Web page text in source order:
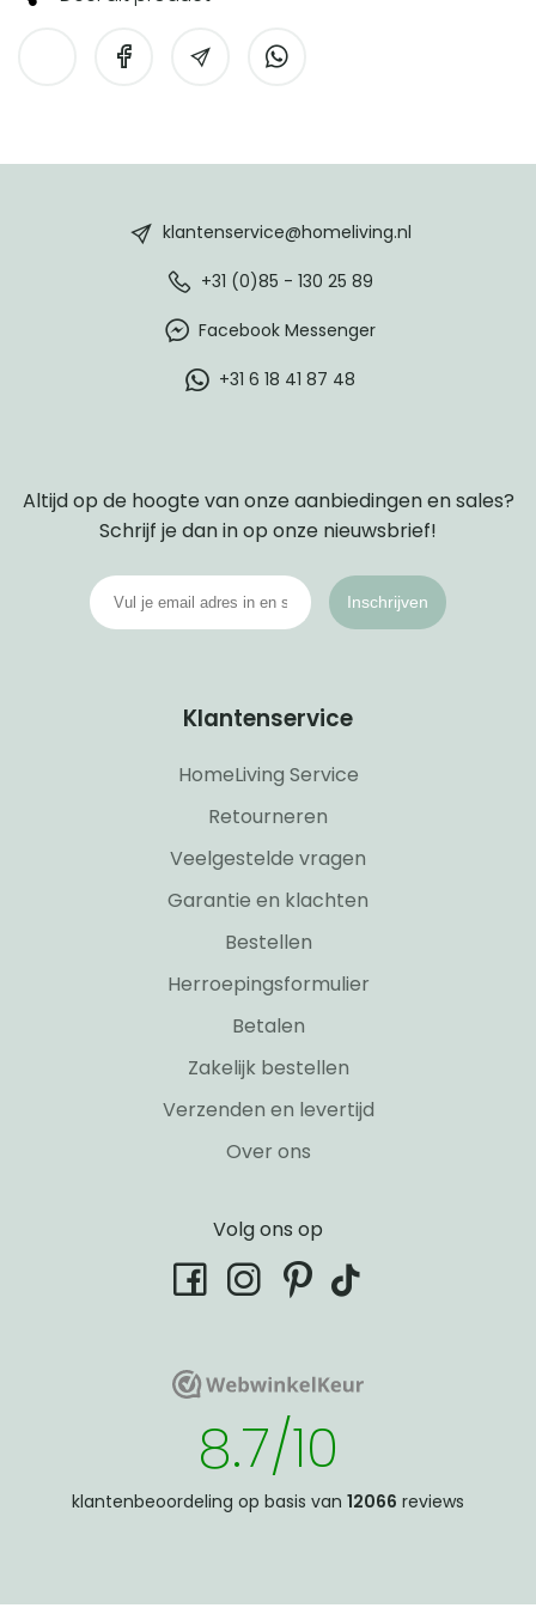
klantenservice@homeliving.nl
+31 (0)85 - 130 25 89
Facebook Messenger
+31 6 18 41 87 48
Altijd op de hoogte van onze aanbiedingen en sales?
Schrijf je dan in op onze nieuwsbrief!
Inschrijven
Klantenservice
HomeLiving Service
Retourneren
Veelgestelde vragen
Garantie en klachten
Bestellen
Herroepingsformulier
Betalen
Zakelijk bestellen
Verzenden en levertijd
Over ons
Volg ons op
facebookinstagram
pinterest
tiktok
WebwinkelKeurWebwinkelKeur
8.7/10
klantenbeoordeling op basis van 12066 reviews